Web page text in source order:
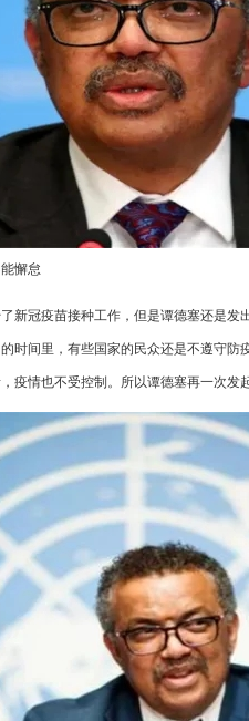
懈怠
新冠疫苗接种工作，但是谭德塞还是
时间里，有些国家的民众还是不遵守
疫情也不受控制。所以谭德塞再一次